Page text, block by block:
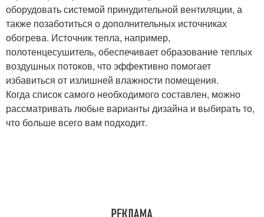
оборудовать системой принудительной вентиляции, а
также позаботиться о дополнительных источниках
обогрева. Источник тепла, например,
полотенцесушитель, обеспечивает образование теплых
воздушных потоков, что эффективно помогает
избавиться от излишней влажности помещения.
Когда список самого необходимого составлен, можно
рассматривать любые варианты дизайна и выбирать то,
что больше всего вам подходит.